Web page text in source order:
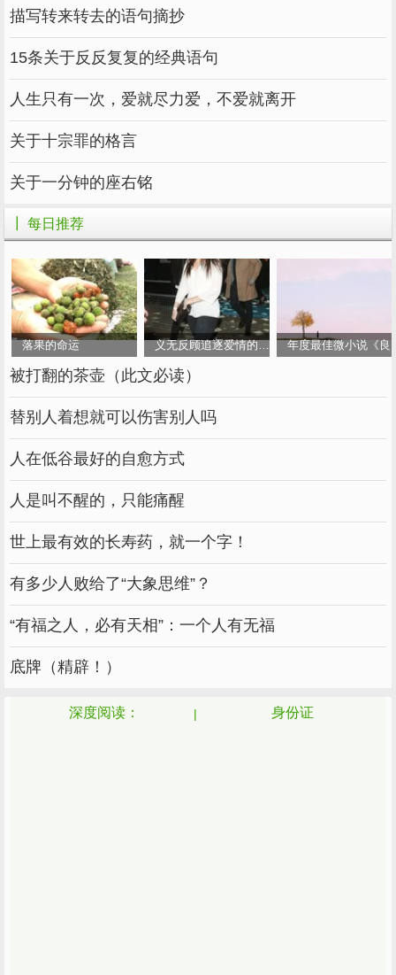
数字为5-稳定
5号的人通常性格稳重，做事有条理。
属于一种在自己的圈子里说话比较有分量，也能
但别看他们平时比较严肃，对自己要求很高。
但是相处久了，你会发现他们私下里也有幽默的
一面，一个冷笑话经常会让人措手不及。
这种人很适合做朋友。当你难过的时候，他们可
能不会说任何安慰，但他们会和你一起默默地喝
酒。
数字为6-随和
6号的人比较随和，心胸宽广，总能从容面对一
切。
这种冷静不是因为他们有多稳定，而是因为他们
天生乐观。
都说爱笑的人运气不会太差，他们属于这种人。
我不知道，正是因为他们平静地面对一切，他们
描写转来转去的语句摘抄
15条关于反反复复的经典语句
人生只有一次，爱就尽力爱，不爱就离开
关于十宗罪的格言
关于一分钟的座右铭
┃ 每日推荐
落果的命运 义无反顾追逐爱情的女人 年度最佳微小说《良
被打翻的茶壶（此文必读）
替别人着想就可以伤害别人吗
人在低谷最好的自愈方式
人是叫不醒的，只能痛醒
世上最有效的长寿药，就一个字！
有多少人败给了“大象思维”？
“有福之人，必有天相”：一个人有无福
底牌（精辟！）
深度阅读： 身份证